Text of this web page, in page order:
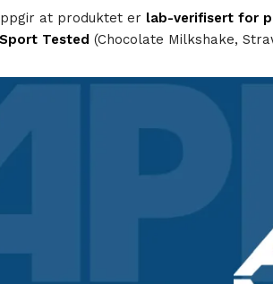
at produktet er lab-verifisert for
Tested (Chocolate Milkshake,